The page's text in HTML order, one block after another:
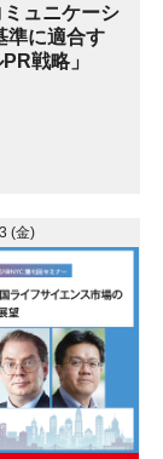
ュニケーシ
準に適合す
戦略」
(金)